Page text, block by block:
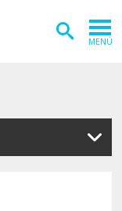
MENÚ